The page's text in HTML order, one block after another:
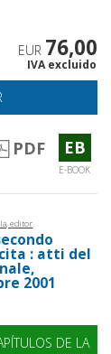
EUR 76,00
IVA excluido
PDF EB
E-BOOK
editor
: atti del
2001
DE LA